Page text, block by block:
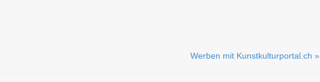
Werben mit Kunstkulturportal.ch »